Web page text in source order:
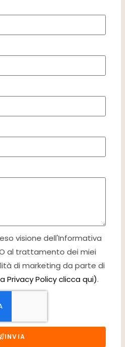
visione dell'Informativa
al trattamento dei miei
di marketing da parte di
Privacy Policy clicca qui).
INVIA